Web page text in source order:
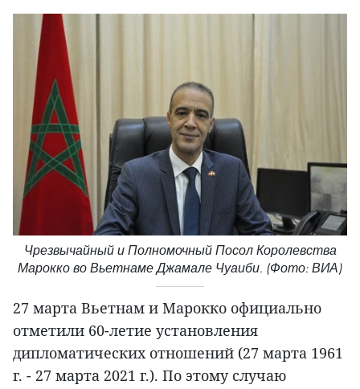
Чрезвычайный и Полномочный Посол Королевства
Марокко во Вьетнаме Джамале Чуаиби. (Фото: ВИА)
27 марта Вьетнам и Марокко официально
отметили 60-летие установления
дипломатических отношений (27 марта 1961
г. - 27 марта 2021 г.). По этому случаю